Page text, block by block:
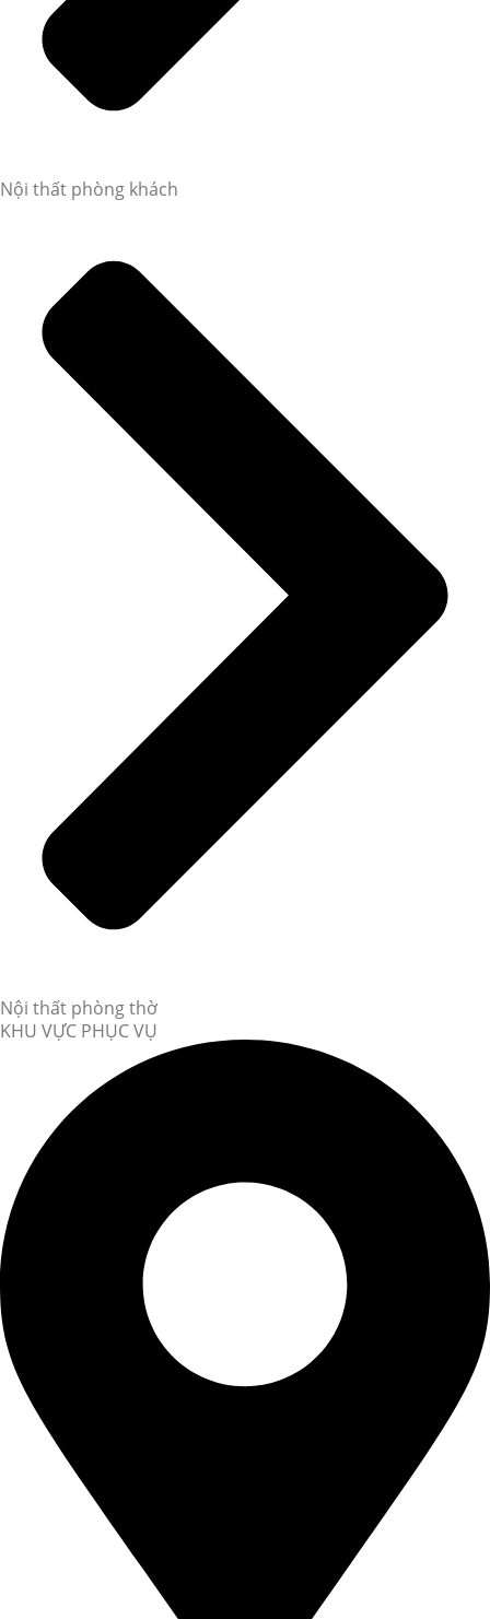
Nội thất phòng khách
Nội thất phòng thờ
KHU VỰC PHỤC VỤ